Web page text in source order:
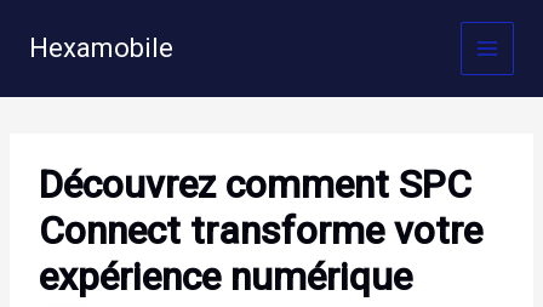
contenuHexamobile
Découvrez comment SPC
Connect transforme votre
expérience numérique